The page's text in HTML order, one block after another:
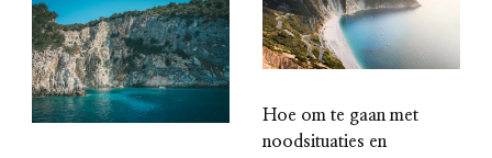
Hoe om te gaan met
noodsituaties en